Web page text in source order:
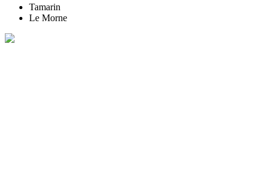
Tamarin
Le Morne